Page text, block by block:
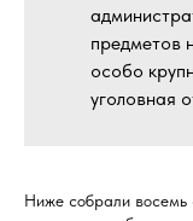
предметов
особо
уголовная
Ниже собрали восемь